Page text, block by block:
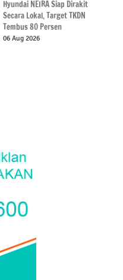
Hyundai NEIRA Siap Dirakit
Secara Lokal, Target TKDN
Tembus 80 Persen
06 Aug 2026